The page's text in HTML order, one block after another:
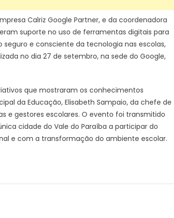
Calriz Google Partner, e da coordenadora
suporte no uso de ferramentas digitais para
e consciente da tecnologia nas escolas,
no dia 27 de setembro, na sede do Google,
que mostraram os conhecimentos
da Educação, Elisabeth Sampaio, da chefe de
e gestores escolares. O evento foi transmitido
cidade do Vale do Paraíba a participar do
e com a transformação do ambiente escolar.